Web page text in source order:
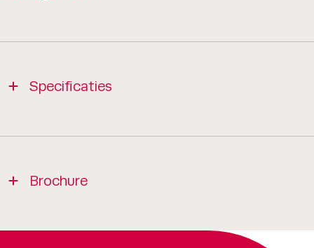
Specificaties
Brochure